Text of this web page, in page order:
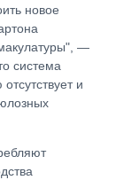
новое
—
система
и